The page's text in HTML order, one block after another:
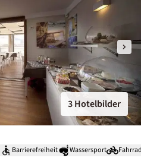
3 Hotelbilder
Barrierefreiheit Wassersport